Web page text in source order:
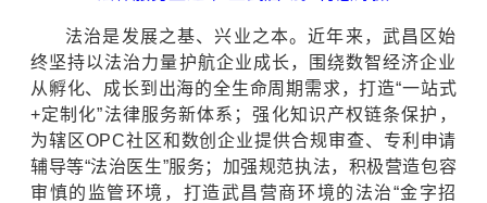
法治是发展之基、兴业之本。近年来，武昌区始
终坚持以法治力量护航企业成长，围绕数智经济企业
从孵化、成长到出海的全生命周期需求，打造“一站式
+定制化”法律服务新体系；强化知识产权链条保护，
为辖区OPC社区和数创企业提供合规审查、专利申请
辅导等“法治医生”服务；加强规范执法，积极营造包容
审慎的监管环境，打造武昌营商环境的法治“金字招